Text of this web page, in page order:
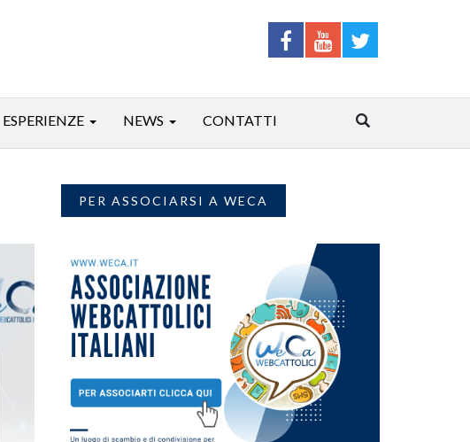
ESPERIENZE NEWS CONTATTI
PER ASSOCIARSI A WECA